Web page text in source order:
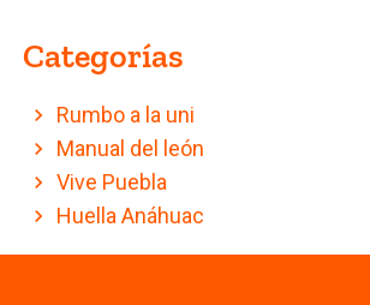
Categorías
Rumbo a la uni
Manual del león
Vive Puebla
Huella Anáhuac